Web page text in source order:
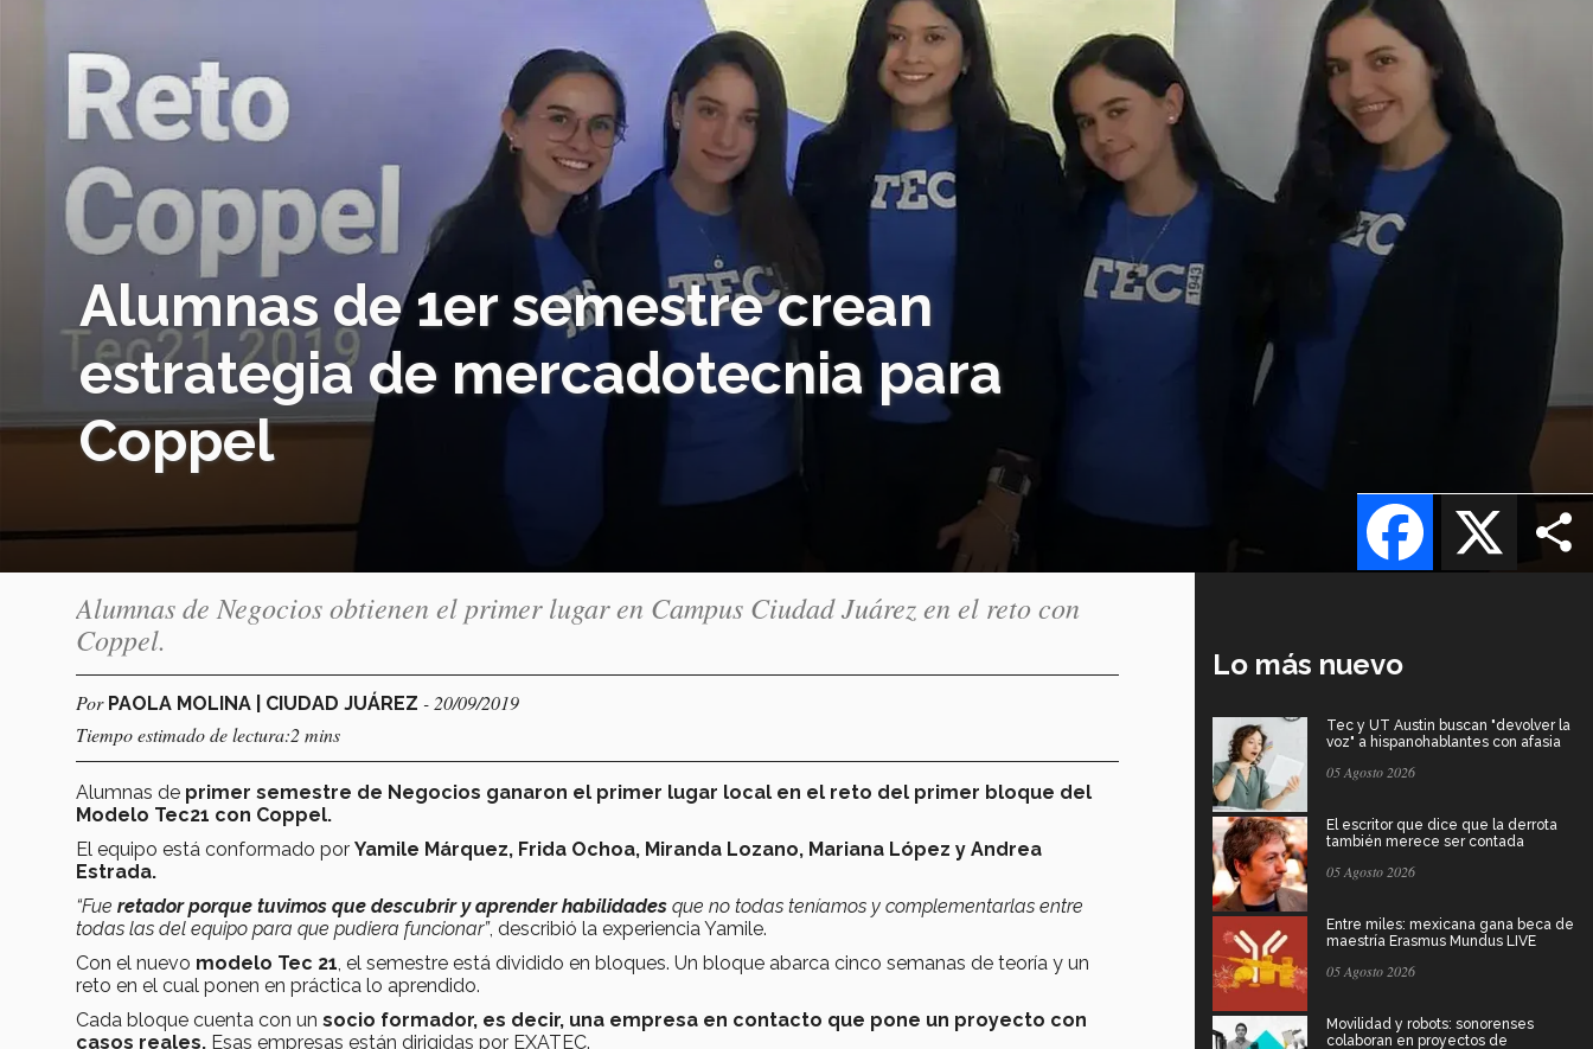
Alumnas de 1er semestre crean
estrategia de mercadotecnia para
Coppel
X
Facebook
Alumnas de Negocios obtienen el primer lugar en Campus Ciudad Juárez en el reto con
Coppel.
Por PAOLA MOLINA | CIUDAD JUÁREZ - 20/09/2019
Tiempo estimado de lectura:2 mins
Alumnas de primer semestre de Negocios ganaron el primer lugar local en el reto del primer bloque del
Modelo Tec21 con Coppel.
El equipo está conformado por Yamile Márquez, Frida Ochoa, Miranda Lozano, Mariana López y Andrea
Estrada.
“Fue retador porque tuvimos que descubrir y aprender habilidades que no todas teníamos y complementarlas entre
todas las del equipo para que pudiera funcionar”, describió la experiencia Yamile.
Con el nuevo modelo Tec 21 , el semestre está dividido en bloques. Un bloque abarca cinco semanas de teoría y un
reto en el cual ponen en práctica lo aprendido.
Cada bloque cuenta con un socio formador, es decir, una empresa en contacto que pone un proyecto con
casos reales. Esas empresas están dirigidas por EXATEC.
Lo más nuevo
Tec y UT Austin buscan "devolver la
voz" a hispanohablantes con afasia
05 Agosto 2026
El escritor que dice que la derrota
también merece ser contada
05 Agosto 2026
Entre miles: mexicana gana beca de
maestría Erasmus Mundus LIVE
05 Agosto 2026
Movilidad y robots: sonorenses
colaboran en proyectos de